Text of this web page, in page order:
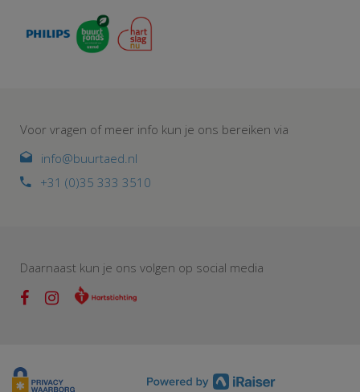
Voor vragen of meer info kun je ons bereiken via
info@buurtaed.nl
+31 (0)35 333 3510
Daarnaast kun je ons volgen op social media